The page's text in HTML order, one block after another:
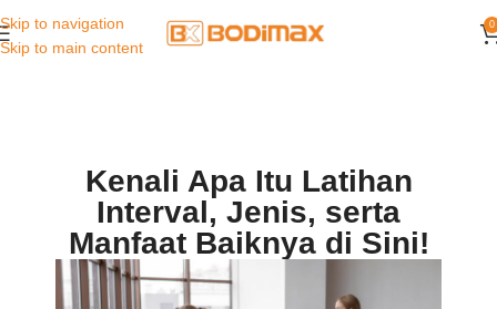
Skip to navigation
Skip to main content
0
Kenali Apa Itu Latihan
Interval, Jenis, serta
Manfaat Baiknya di Sini!